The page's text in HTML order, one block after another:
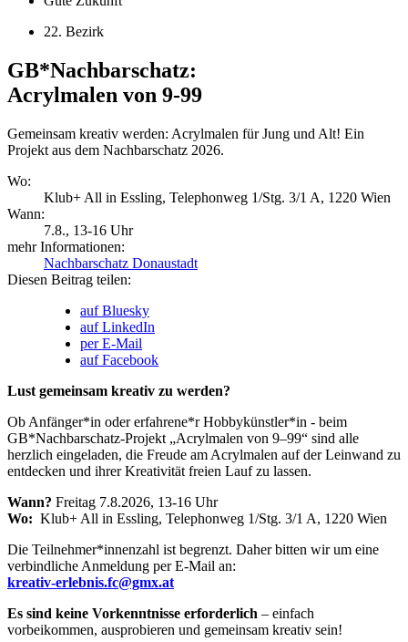
22. Bezirk
GB*Nachbarschatz:
Acrylmalen von 9-99
Gemeinsam kreativ werden: Acrylmalen für Jung und Alt! Ein
Projekt aus dem Nachbarschatz 2026.
Wo:
Klub+ All in Essling, Telephonweg 1/Stg. 3/1 A, 1220 Wien
Wann:
7.8., 13-16 Uhr
mehr Informationen:
Nachbarschatz Donaustadt
Diesen Beitrag teilen:
auf Bluesky
auf LinkedIn
per E-Mail
auf Facebook
Lust gemeinsam kreativ zu werden?
Ob Anfänger*in oder erfahrene*r Hobbykünstler*in - beim
GB*Nachbarschatz-Projekt „Acrylmalen von 9–99“ sind alle
herzlich eingeladen, die Freude am Acrylmalen auf der Leinwand zu
entdecken und ihrer Kreativität freien Lauf zu lassen.
Wann? Freitag 7.8.2026, 13-16 Uhr
Wo: Klub+ All in Essling, Telephonweg 1/Stg. 3/1 A, 1220 Wien
Die Teilnehmer*innenzahl ist begrenzt. Daher bitten wir um eine
verbindliche Anmeldung per E-Mail an:
kreativ-erlebnis.fc@gmx.at
Es sind keine Vorkenntnisse erforderlich – einfach
vorbeikommen, ausprobieren und gemeinsam kreativ sein!